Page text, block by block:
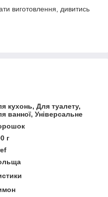
виготовлення, дивитись
кухонь, Для туалету,
ванної, Універсальне
г